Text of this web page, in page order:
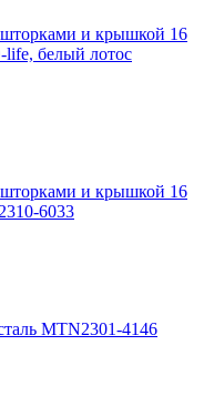
шторками и крышкой 16
белый лотос
шторками и крышкой 16
6033
MTN2301-4146